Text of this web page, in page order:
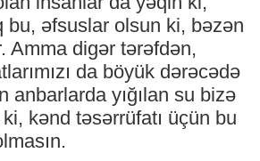
bu, əfsuslar olsun ki, bəzən
Amma digər tərəfdən,
da böyük dərəcədə
anbarlarda yığılan su bizə
kənd təsərrüfatı üçün bu